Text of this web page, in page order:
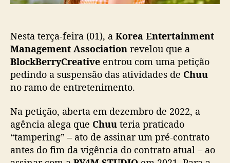
t
i
p
e
s
u
s
p
Nesta terça-feira (01), a Korea Entertainment
Management Association revelou que a
BlockBerryCreative entrou com uma petição
pedindo a suspensão das atividades de Chuu
no ramo de entretenimento.
Na petição, aberta em dezembro de 2022, a
agência alega que Chuu teria praticado
“tampering” – ato de assinar um pré-contrato
antes do fim da vigência do contrato atual – ao